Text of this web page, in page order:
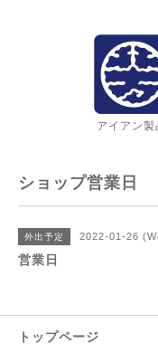
アイアン
ショップ営業日
外出予定 2022-01-26
営業日
トップページ